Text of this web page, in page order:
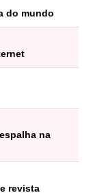
do mundo
na
revista